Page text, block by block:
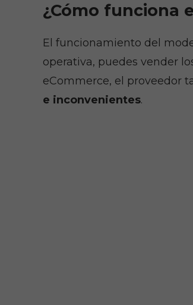
¿Cómo funciona
El funcionamiento del
operativa, puedes vender
eCommerce, el proveedor
e inconvenientes.